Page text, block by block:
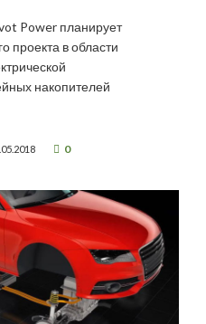
Power планирует
проекта в области
накопителей
0